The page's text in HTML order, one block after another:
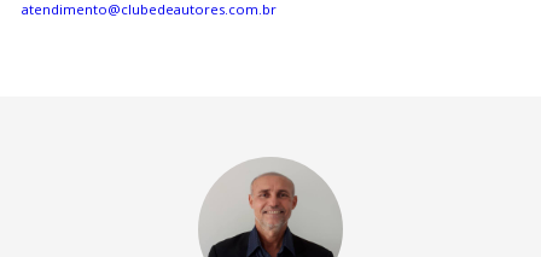
atendimento@clubedeautores.com.br